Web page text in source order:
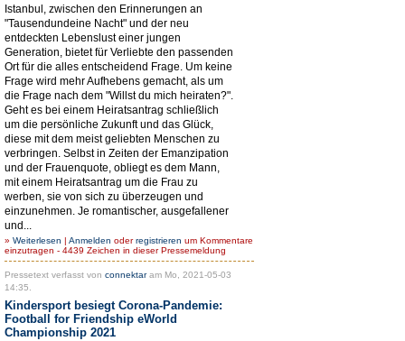
Istanbul, zwischen den Erinnerungen an
"Tausendundeine Nacht" und der neu
entdeckten Lebenslust einer jungen
Generation, bietet für Verliebte den passenden
Ort für die alles entscheidend Frage. Um keine
Frage wird mehr Aufhebens gemacht, als um
die Frage nach dem "Willst du mich heiraten?".
Geht es bei einem Heiratsantrag schließlich
um die persönliche Zukunft und das Glück,
diese mit dem meist geliebten Menschen zu
verbringen. Selbst in Zeiten der Emanzipation
und der Frauenquote, obliegt es dem Mann,
mit einem Heiratsantrag um die Frau zu
werben, sie von sich zu überzeugen und
einzunehmen. Je romantischer, ausgefallener
und...
» Weiterlesen | Anmelden oderregistrieren um Kommentare
einzutragen - 4439 Zeichen in dieser Pressemeldung
Pressetext verfasst von connektaram Mo, 2021-05-03
14:35.
Kindersport besiegt Corona-Pandemie:
Football for Friendship eWorld
Championship 2021